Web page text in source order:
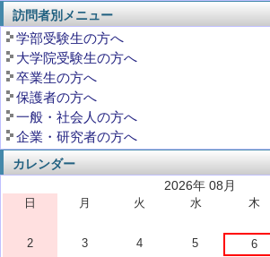
訪問者別メニュー
学部受験生の方へ
大学院受験生の方へ
卒業生の方へ
保護者の方へ
一般・社会人の方へ
企業・研究者の方へ
カレンダー
2026年 08月
日 月 火 水 木
2
3 4 5 6